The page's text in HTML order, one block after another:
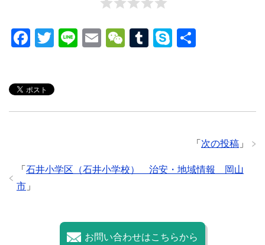
F
e
b
k
T
er
Li
E
W
at
T
r
S
「 次の投稿 」
「 石井小学区（石井小学校） 治安・地域情報 岡山
市 」
お問い合わせはこちらから